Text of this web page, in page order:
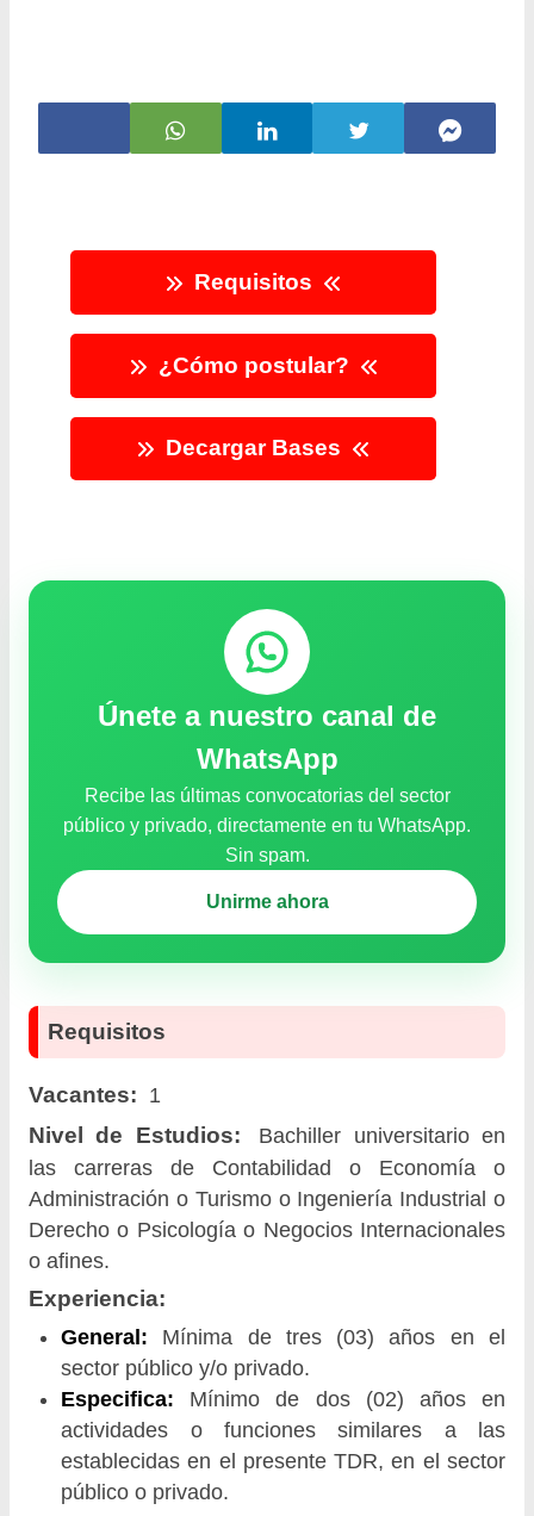
Requisitos
¿Cómo postular?
Decargar Bases
Únete a nuestro canal de
WhatsApp
Recibe las últimas convocatorias del sector
público y privado, directamente en tu WhatsApp.
Sin spam.
Unirme ahora
Requisitos
Vacantes: 1
Nivel de Estudios:
Bachiller universitario en
las carreras de Contabilidad o Economía o
Administración o Turismo o Ingeniería Industrial o
Derecho o Psicología o Negocios Internacionales
o afines.
Experiencia:
General: Mínima de tres (03) años en el
sector público y/o privado.
Especifica: Mínimo de dos (02) años en
actividades o funciones similares a las
establecidas en el presente TDR, en el sector
público o privado.